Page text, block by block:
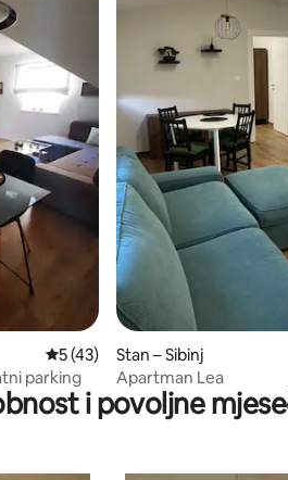
Prosječna ocjena: 5/5, recenzija:
5 (43)
parking
Stan – Sibinj
Apartman Lea
i povoljne